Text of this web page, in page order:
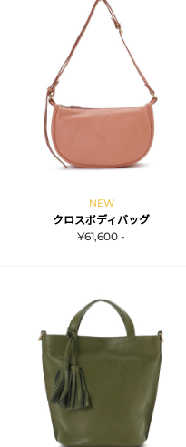
NEW
クロスボディバッグ
¥61,600 -